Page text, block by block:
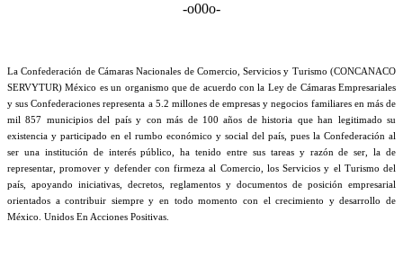
-o00o-
La Confederación de Cámaras Nacionales de Comercio, Servicios y Turismo (CONCANACO
SERVYTUR) México es un organismo que de acuerdo con la Ley de Cámaras Empresariales
y sus Confederaciones representa a 5.2 millones de empresas y negocios familiares en más de
mil 857 municipios del país y con más de 100 años de historia que han legitimado su
existencia y participado en el rumbo económico y social del país, pues la Confederación al
ser una institución de interés público, ha tenido entre sus tareas y razón de ser, la de
representar, promover y defender con firmeza al Comercio, los Servicios y el Turismo del
país, apoyando iniciativas, decretos, reglamentos y documentos de posición empresarial
orientados a contribuir siempre y en todo momento con el crecimiento y desarrollo de
México. Unidos En Acciones Positivas.